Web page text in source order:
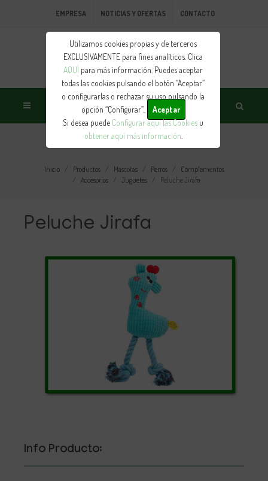
Utilizamos cookies propias y de terceros
EXCLUSIVAMENTE para fines analíticos. Clica
AQUÍ para más información. Puedes aceptar
todas las cookies pulsando el botón “Aceptar”
o configurarlas o rechazar su uso pulsando la
opción “Configurar”..
Aceptar
Si desea puede Configurar aquí las Cookies u
obtener aquí más información
EMPRESA NOTICIAS Y OFERTAS CONTACTO
PRODUCTO
Inicio Productos Mascotas Perros
Complementos
Accesorios
Juguetes Peluche Jirafa
Peluche Jirafa
Info Producto: